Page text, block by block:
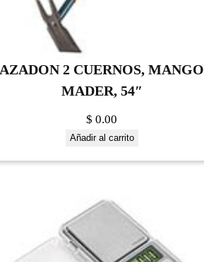
AZADON 2 CUERNOS, MANGO
MADER, 54″
$ 0.00
Añadir al carrito